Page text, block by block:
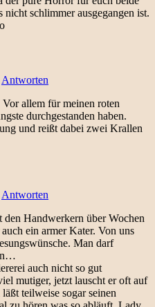
nicht schlimmer ausgegangen ist.
Antworten
allem für meinen roten
durchgestanden haben.
und reißt dabei zwei Krallen
Antworten
den Handwerkern über Wochen
ein armer Kater. Von uns
Man darf
auch nicht so gut
mutiger, jetzt lauscht er oft auf
teilweise sogar seinen